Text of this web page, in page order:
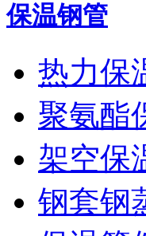
保温钢管
热力保
聚氨酯
架空保
钢套钢